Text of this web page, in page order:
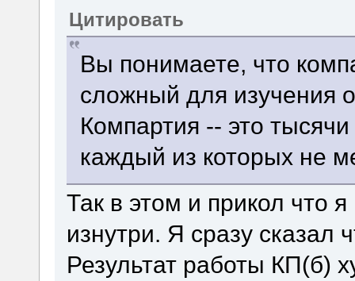
Цитировать
Вы понимаете, что
сложный для изучения
Компартия -- это
каждый из которых не
Так в этом и прикол что
изнутри. Я сразу сказал
Результат работы КП(б)